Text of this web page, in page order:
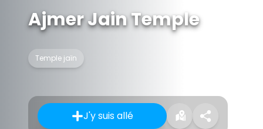
Ajmer Jain Temple
Temple jaïn
J'y suis allé